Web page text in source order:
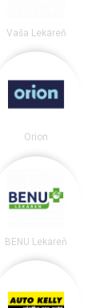
Vaša Lekáreň
Orion
BENU Lekáreň